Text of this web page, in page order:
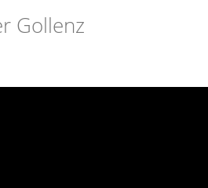
Gollenz